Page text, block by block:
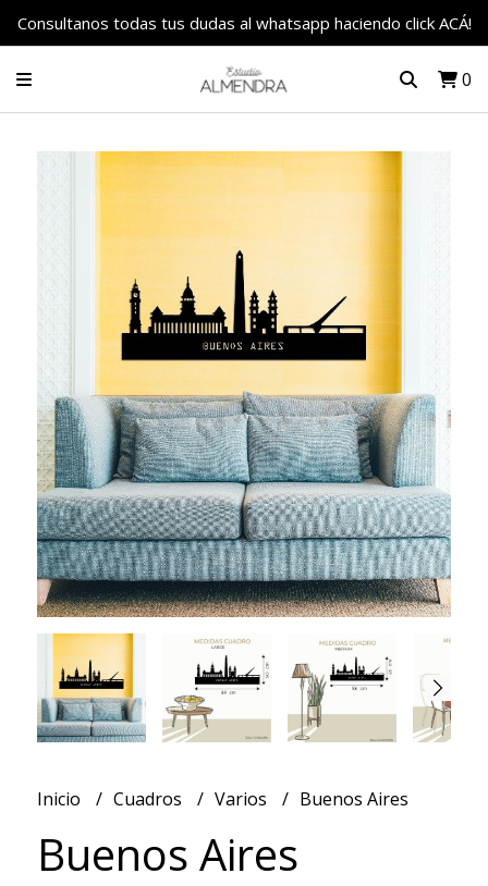
Consultanos todas tus dudas al whatsapp haciendo click ACÁ!
0
Inicio Cuadros Varios Buenos Aires
Buenos Aires